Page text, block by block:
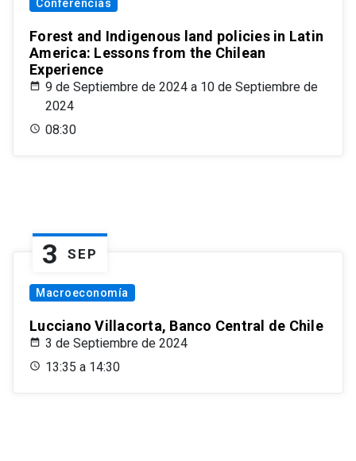
Conferencias
Forest and Indigenous land policies in Latin
America: Lessons from the Chilean
Experience
9 de Septiembre de 2024 a 10 de Septiembre de
2024
08:30
3 SEP
Macroeconomía
Lucciano Villacorta, Banco Central de Chile
3 de Septiembre de 2024
13:35 a 14:30